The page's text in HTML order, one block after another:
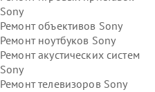
Sony
Ремонт объективов Sony
Ремонт ноутбуков Sony
Ремонт акустических систем
Sony
Ремонт телевизоров Sony